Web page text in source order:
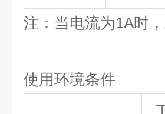
注：当电流为1A时
使用环境条件